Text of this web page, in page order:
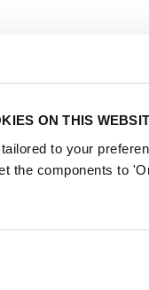
ON THIS
to your
the components to